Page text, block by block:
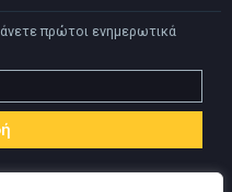
πρώτοι ενημερωτικά